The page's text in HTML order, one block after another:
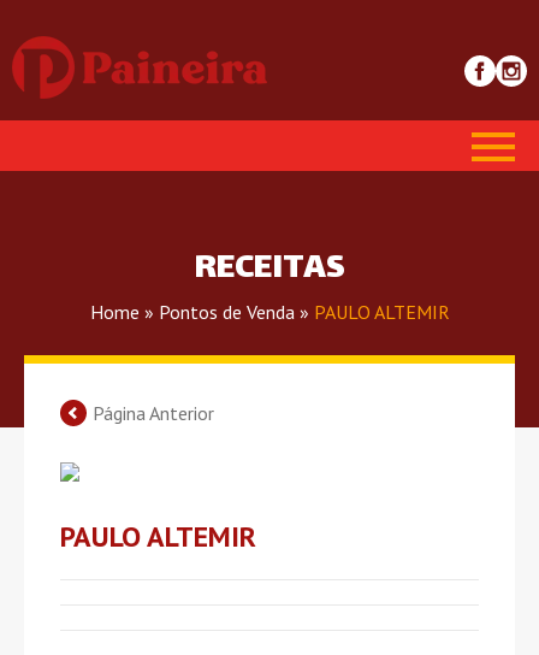
RECEITAS
Home » Pontos de Venda » PAULO ALTEMIR
Página Anterior
PAULO ALTEMIR